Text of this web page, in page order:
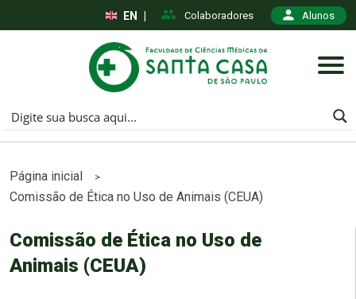
Colaboradores Alunos
EN
Página inicial >
Comissão de Ética no Uso de Animais (CEUA)
Comissão de Ética no Uso de
Animais (CEUA)